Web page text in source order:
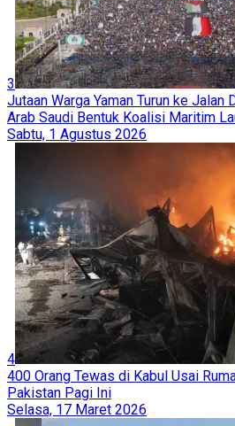
3
Jutaan Warga Yaman Turun ke Jalan
Arab Saudi Bentuk Koalisi Maritim
Sabtu, 1 Agustus 2026
4
400 Orang Tewas di Kabul Usai
Pakistan Pagi Ini
Selasa, 17 Maret 2026